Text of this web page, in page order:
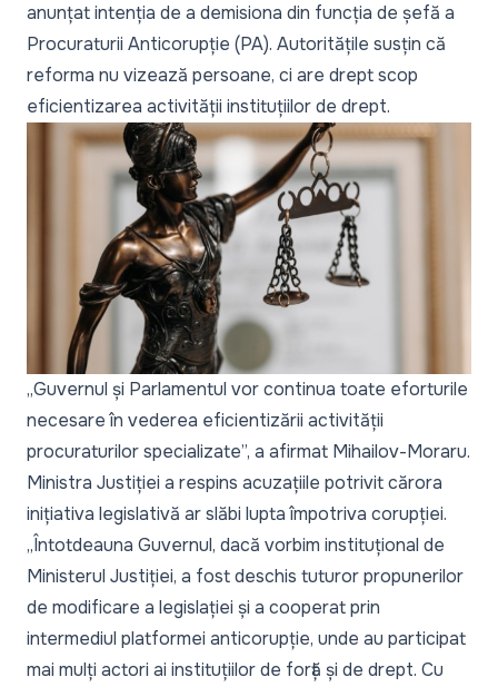
anunțat intenția de a demisiona din funcția de șefă a
Procuraturii Anticorupție (PA). Autoritățile susțin că
reforma nu vizează persoane, ci are drept scop
eficientizarea activității instituțiilor de drept.
„Guvernul și Parlamentul vor continua toate eforturile
necesare în vederea eficientizării activității
procuraturilor specializate”, a afirmat Mihailov-Moraru.
Ministra Justiției a respins acuzațiile potrivit cărora
inițiativa legislativă ar slăbi lupta împotriva corupției.
„Întotdeauna Guvernul, dacă vorbim instituțional de
Ministerul Justiției, a fost deschis tuturor propunerilor
de modificare a legislației și a cooperat prin
intermediul platformei anticorupție, unde au participat
mai mulți actori ai instituțiilor de forță și de drept. Cu